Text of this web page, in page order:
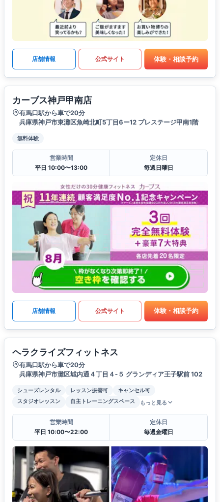
店舗情報 公式サイト 体験・相談予約
カーブス神戸甲南店
有馬口駅から車で20分
兵庫県神戸市東灘区魚崎北町5丁目6ー12 プレステージ甲南1階
無料体験
営業時間
平日 10:00〜13:00
定休日
毎週日曜日
店舗情報 公式サイト 体験・相談予約
ヘラクライズフィットネス
有馬口駅から車で20分
兵庫県神戸市灘区城内通４丁目４-５ グランディア王子駅前 102
シューズレンタル レッスン振替可
キャンセル可
スタジオレッスン
自主トレーニングスペース もっと見る
営業時間
平日 10:00〜22:00
定休日
毎週金曜日